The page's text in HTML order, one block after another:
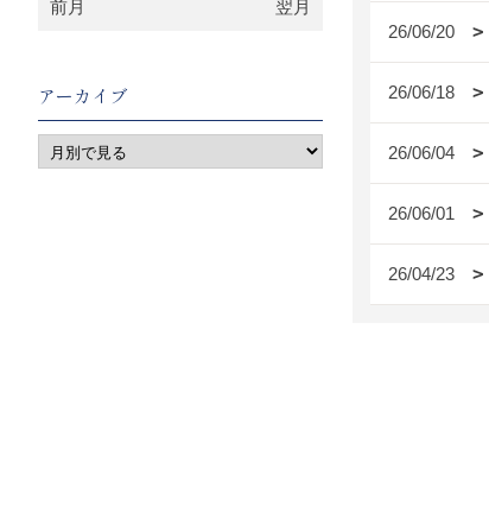
26/06/20
26/06/18
26/06/04
26/06/01
26/04/23
前月 翌月
アーカイブ